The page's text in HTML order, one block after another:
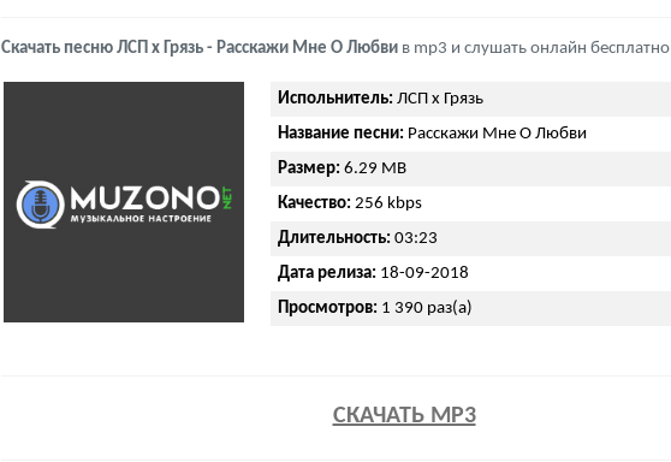
Скачать песню ЛСП x Грязь - Расскажи Мне О Любви в mp3 и слушать онлайн бесплатно
Испольнитель: ЛСП x Грязь
Название песни: Расскажи Мне О Любви
Размер: 6.29 MB
Качество: 256 kbps
Длительность: 03:23
Дата релиза: 18-09-2018
Просмотров: 1 390 раз(а)
СКАЧАТЬ MP3